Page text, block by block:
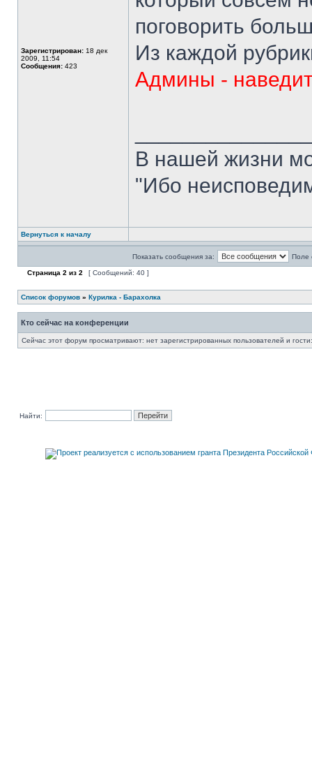
Зарегистрирован: 18 дек
2009, 11:54
Сообщения: 423
поговорить
Из каждой
Админы -
В нашей жизни
"Ибо
Вернуться к началу
Показать сообщения за: Поле
Страница 2 из 2 [ Сообщений: 40 ]
Список форумов » Курилка - Барахолка
Кто сейчас на конференции
Сейчас этот форум просматривают: нет зарегистрированных пользователей и
Найти: